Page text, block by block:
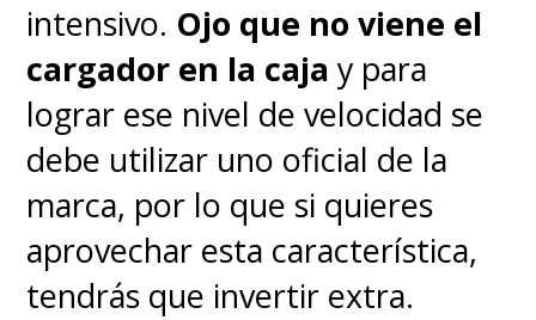
intensivo. Ojo que no viene el
cargador en la caja y para
lograr ese nivel de velocidad se
debe utilizar uno oficial de la
marca, por lo que si quieres
aprovechar esta característica,
tendrás que invertir extra.